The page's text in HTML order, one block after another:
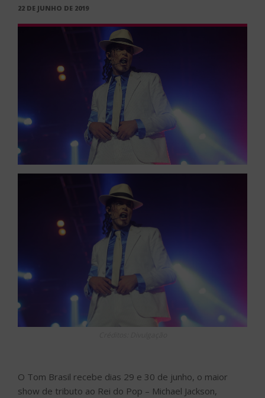
PUBLICADO
22 DE JUNHO DE 2019
O Tom Brasil recebe dias 29 e 30 de junho, o maior
show de tributo ao Rei do Pop – Michael Jackson,